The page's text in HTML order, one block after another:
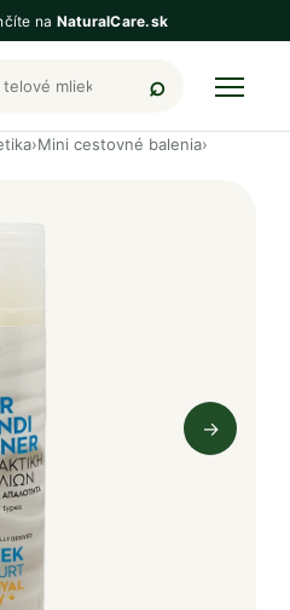
na NaturalCare.sk
›Mini cestovné balenia›
→